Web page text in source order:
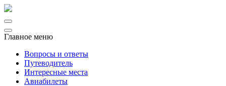
Главное меню
Вопросы и ответы
Путеводитель
Интересные места
Авиабилеты